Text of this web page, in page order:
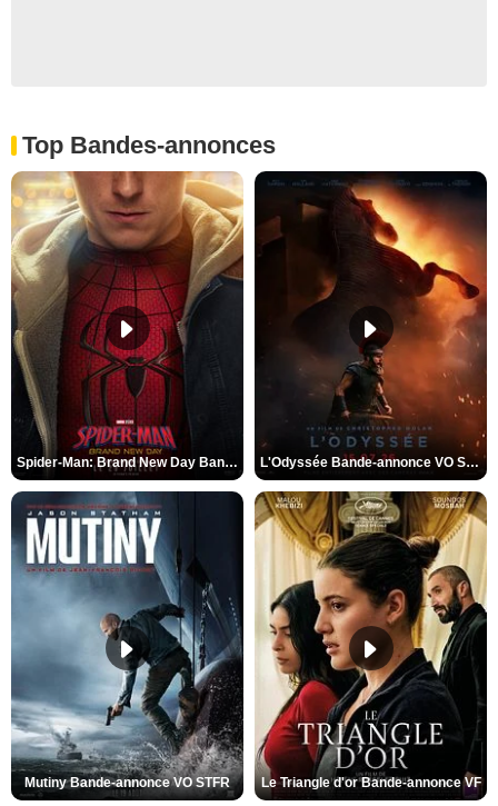
Top Bandes-annonces
Spider-Man: Brand New Day Bande-annonce VO STFR L'Odyssée Bande-annonce VO STFR
Mutiny Bande-annonce VO STFR Le Triangle d'or Bande-annonce VF